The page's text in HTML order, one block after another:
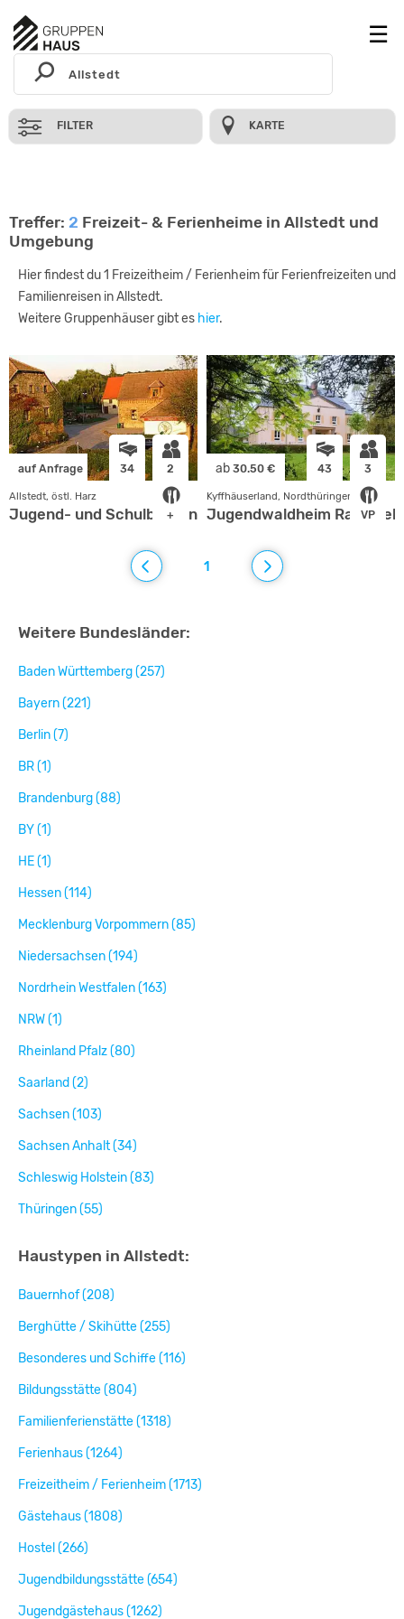
FILTER KARTE
Treffer: 2 Freizeit- & Ferienheime in Allstedt und
Umgebung
Hier findest du 1 Freizeitheim / Ferienheim für Ferienfreizeiten und
Familienreisen in Allstedt.
Weitere Gruppenhäuser gibt es hier.
auf Anfrage 34 2
+
Allstedt, östl. Harz
Jugend- und Schulbauernhof im Gutshof Othal
ab 30.50 € 43 3
VP
Kyffhäuserland, Nordthüringen
Jugendwaldheim Rathsfeld
1
Weitere Bundesländer:
Baden Württemberg (257)
Bayern (221)
Berlin (7)
BR (1)
Brandenburg (88)
BY (1)
HE (1)
Hessen (114)
Mecklenburg Vorpommern (85)
Niedersachsen (194)
Nordrhein Westfalen (163)
NRW (1)
Rheinland Pfalz (80)
Saarland (2)
Sachsen (103)
Sachsen Anhalt (34)
Schleswig Holstein (83)
Thüringen (55)
Haustypen in Allstedt:
Bauernhof (208)
Berghütte / Skihütte (255)
Besonderes und Schiffe (116)
Bildungsstätte (804)
Familienferienstätte (1318)
Ferienhaus (1264)
Freizeitheim / Ferienheim (1713)
Gästehaus (1808)
Hostel (266)
Jugendbildungsstätte (654)
Jugendgästehaus (1262)